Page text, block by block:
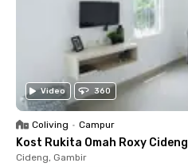
Video 360
Coliving • Campur
Kost Rukita Omah Roxy Cideng
Cideng, Gambir